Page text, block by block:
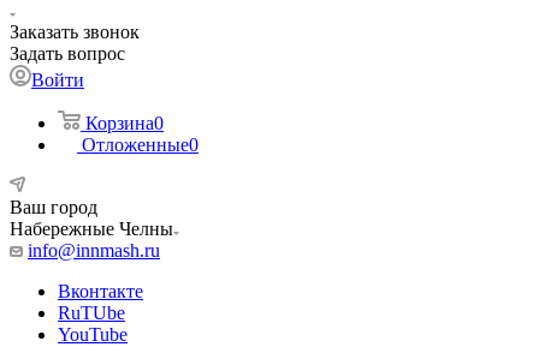
Заказать звонок
Задать вопрос
Войти
Корзина0
Отложенные0
Ваш город
Набережные Челны
info@innmash.ru
Вконтакте
RuTUbe
YouTube